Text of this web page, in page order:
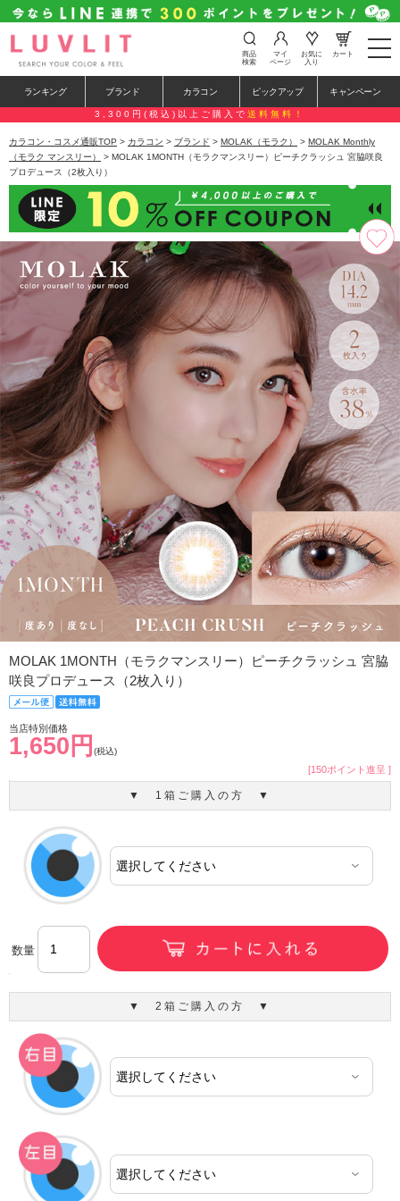
t
o
e
n
v
i
t
i
o
n
商品
検索
マイ
ページ
お気に
入り
カート
ランキング ブランド カラコン ピックアップ キャンペーン
3,300円(税込)以上ご購入で 送料無料！
カラコン・コスメ通販TOP > カラコン > ブランド > MOLAK（モラク） > MOLAK Monthly
（モラク マンスリー）
> MOLAK 1MONTH（モラクマンスリー）ピーチクラッシュ 宮脇咲良
プロデュース（2枚入り）
MOLAK 1MONTH（モラクマンスリー）ピーチクラッシュ 宮脇
咲良プロデュース（2枚入り）
当店特別価格
1,650円 (税込)
[150ポイント進呈 ]
▼ 1箱ご購入の方 ▼
数量
▼ 2箱ご購入の方 ▼